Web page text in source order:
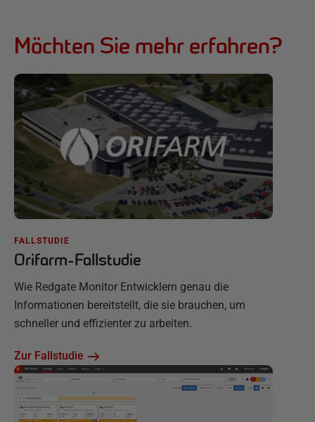
Möchten Sie mehr erfahren?
FALLSTUDIE
Orifarm-Fallstudie
Wie Redgate Monitor Entwicklern genau die
Informationen bereitstellt, die sie brauchen, um
schneller und effizienter zu arbeiten.
Zur Fallstudie